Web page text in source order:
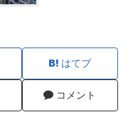
はてブ
コメント